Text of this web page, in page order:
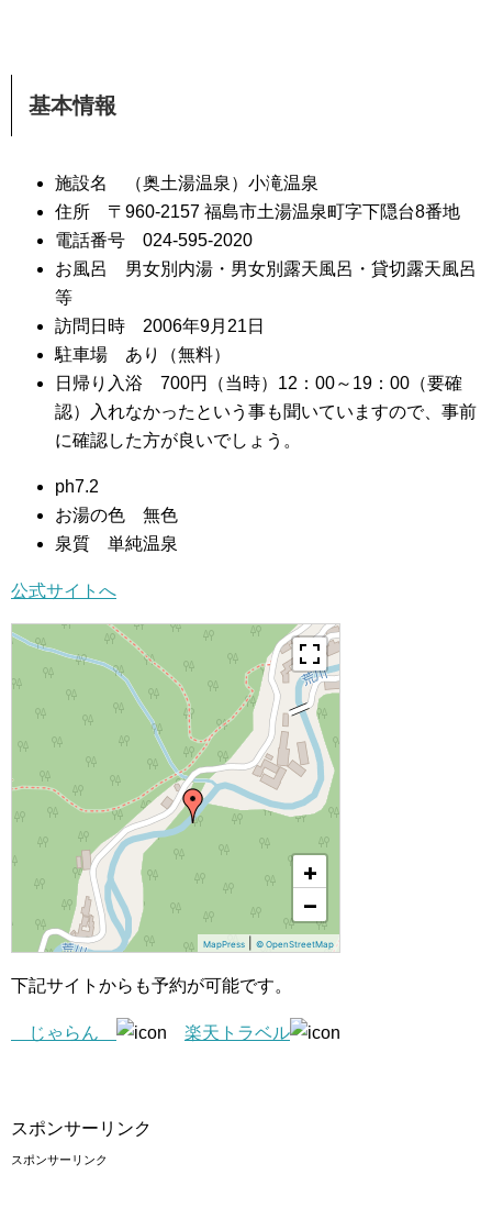
基本情報
施設名 （奥土湯温泉）小滝温泉
住所 〒960-2157 福島市土湯温泉町字下隠台8番地
電話番号 024-595-2020
お風呂 男女別内湯・男女別露天風呂・貸切露天風呂
等
訪問日時 2006年9月21日
駐車場 あり（無料）
日帰り入浴 700円（当時）12：00～19：00（要確
認）入れなかったという事も聞いていますので、事前
に確認した方が良いでしょう。
ph7.2
お湯の色 無色
泉質 単純温泉
公式サイトへ
+
−
MapPress © OpenStreetMap
下記サイトからも予約が可能です。
じゃらん 楽天トラベル
スポンサーリンク
スポンサーリンク